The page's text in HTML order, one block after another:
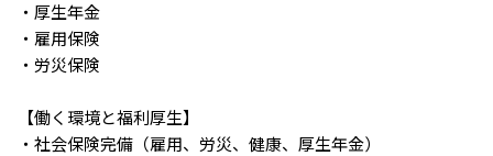
・厚生年金
・雇用保険
・労災保険
【働く環境と福利厚生】
・社会保険完備（雇用、労災、健康、厚生年金）